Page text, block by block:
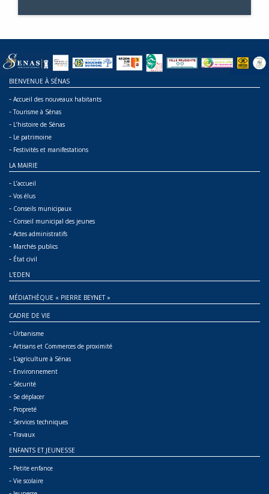
BIENVENUE À SÉNAS
- Accueil des nouveaux habitants
-Tourisme à Sénas
- L’histoire de Sénas
- Le patrimoine
- Festivités et manifestations
LA MAIRIE
- L’accueil
- Vos élus
- Conseils municipaux
- Conseil municipal des jeunes
- Actes administratifs
- Marchés publics
- État civil
L'EDEN
MÉDIATHÈQUE « PIERRE BEYNET »
CADRE DE VIE
- Urbanisme
- Artisans et Commerces de proximité
- L’agriculture à Sénas
- Environnement
- Sécurité
- Se déplacer
- Propreté
- Services techniques
-Travaux
ENFANTS ET JEUNESSE
- Petite enfance
- Vie scolaire